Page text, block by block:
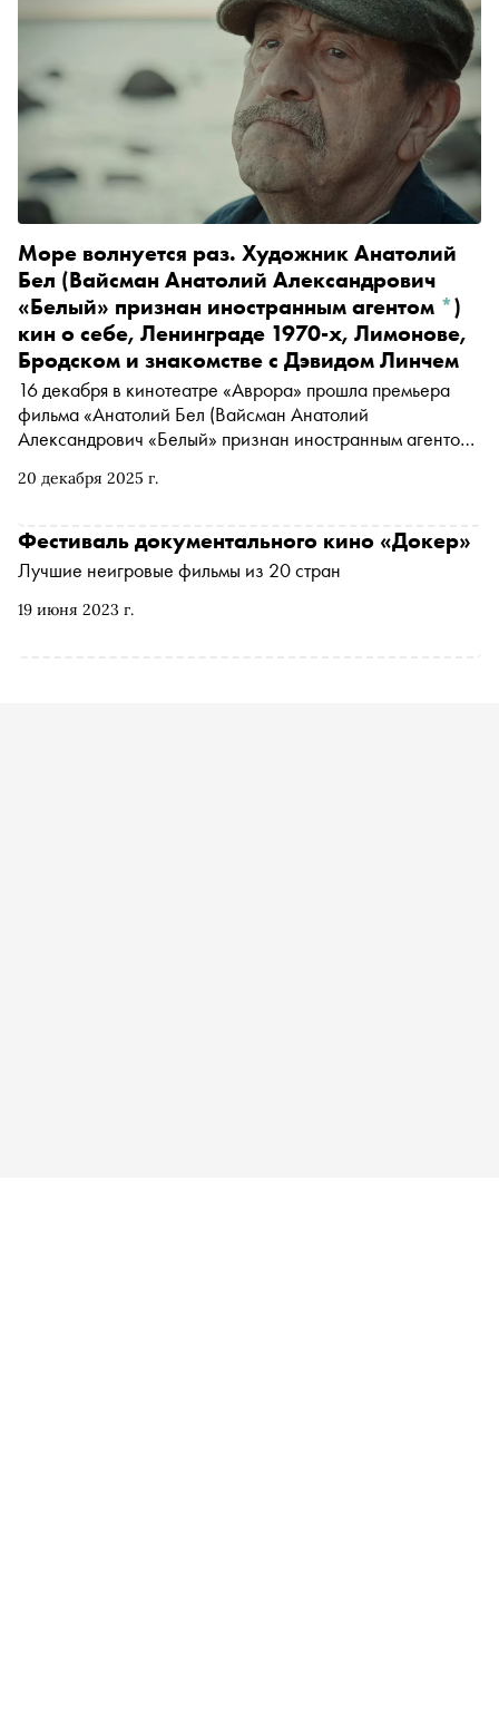
20 декабря 2025 г.
Море волнуется раз. ХудожникАнатолий
Бел (Вайсман Анатолий Александрович
«Белый» признан иностранным агентом *)
кин о себе, Ленинграде 1970-х, Лимонове,
Бродском и знакомстве с Дэвидом Линчем
16 декабря в кинотеатре «Аврора» прошла премьера
фильма«Анатолий Бел (Вайсман Анатолий
Александрович «Белый» признан иностранным агентом
ленинградского художника. Главный герой картины
Петербурга 1970-х, своей первой поездке в Нью-Йорк,
знакомстве с Лимоновым и Бродским, шашлыках на
сцене перед концертом Сергея Курёхина и цветах от
Дэвида Линча (кому и в каких обстоятельствах
19 июня 2023 г.
Фестиваль документального кино «Докер»
Лучшие неигровые фильмы из 20 стран